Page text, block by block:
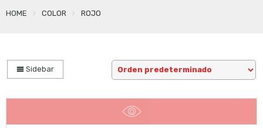
HOME COLOR ROJO
Sidebar